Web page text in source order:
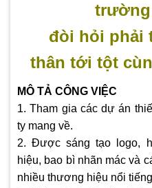
trường
đòi hỏi phải
thân tới tột
MÔ TẢ CÔNG VIỆC
1. Tham gia các dự án
ty mang về.
2. Được sáng tạo logo,
hiệu, bao bì nhãn mác và
nhiều thương hiệu nổi